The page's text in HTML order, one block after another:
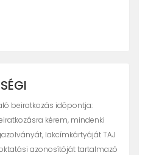
beiratkozás idõpontja:
kérem, mindenki
lakcímkártyáját TAJ
azonosítóját tartalmazó